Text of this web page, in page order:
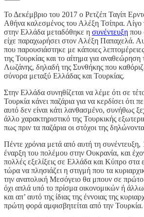
Το Δεκέμβριο του 2017 ο Ρετζέπ Ταγίπ
Αθήνα καλεσμένος του Αλέξη Τσίπρα. Λίγο
στην Ελλάδα μεταδόθηκε η συνέντευξη που
είχε παραχωρήσει στον Αλέξη Παπαχελά.
που παρουσιάστηκε με κάποιες
της Τουρκίας και το αίτημα για αναθεώρηση
Λωζάνης, δηλαδή της Συνθήκης που
σύνορα μεταξύ Ελλάδας και Τουρκίας.
Στην Ελλάδα συνηθίζεται να λέμε ότι σε
Τουρκία κάνει παζάρια για να κερδίσει ότι
αυτό δεν είναι κάτι λανθασμένο, συνήθως
άλλο χαρακτηριστικό της Τουρκικής
πως πριν τα παζάρια οι στόχοι της
Πέντε χρόνια μετά από αυτή τη συνέντευξη,
έναρξη του πολέμου στην Ουκρανία, και
πολλές εξελίξεις σε Ελλάδα και Κύπρο στα
τώρα να πλησιάζει η στιγμή που τα
την ανατολική Μεσόγειο θα μπουν σε
όχι απλά υπό το πρίσμα οικονομικών ή
και απ’ αυτό της ίδιας της έννοιας της
πρώτη φορά αμφισβητείται από την Τουρκία.